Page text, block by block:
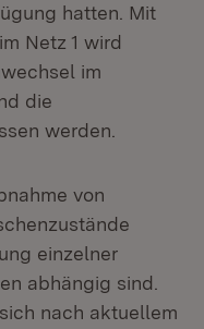
hatten. Mit
Netz 1 wird
im
die
werden.
von
einzelner
abhängig sind.
nach aktuellem